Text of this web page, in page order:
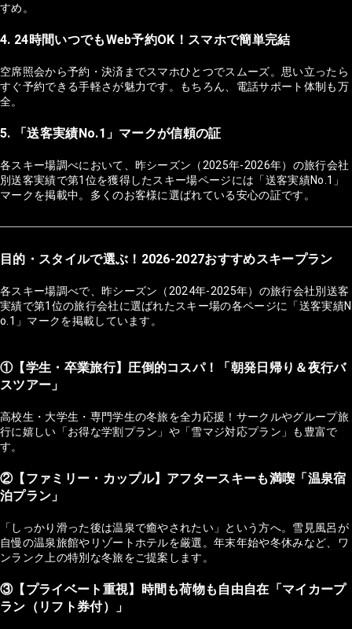
すめ。
4. 24時間いつでもWeb予約OK！スマホで簡単完結
空席照会から予約・決済までスマホひとつでスムーズ。思い立ったら
すぐ予約できる手軽さが魅力です。もちろん、電話サポート体制も万
全。
5. 「送客実績No.1」マークが信頼の証
各スキー場調べにおいて、昨シーズン（2025年-2026年）の旅行会社
別送客実績で第1位を獲得したスキー場ページには「送客実績No.1」
マークを掲載中。多くのお客様に選ばれている安心の証です。
目的・スタイルで選ぶ！2026-2027おすすめスキープラン
各スキー場調べで、昨シーズン（2024年-2025年）の旅行会社別送客
実績で第1位の旅行会社に選ばれたスキー場の各ページに「送客実績N
o.1」マークを掲載しています。
①【学生・卒業旅行】圧倒的コスパ！「朝発日帰り＆夜行バ
スツアー」
高校生・大学生・専門学生の冬旅を全力応援！サークルやグループ旅
行に嬉しい「お得な学割プラン」や「雪マジ対応プラン」も豊富で
す。
②【ファミリー・カップル】アフタースキーも満喫「温泉宿
泊プラン」
「しっかり滑った後は温泉で癒やされたい」という方へ。雪見風呂が
自慢の温泉旅館やリゾートホテルを厳選。年末年始や冬休みなど、ワ
ンランク上の特別な冬旅をご提案します。
③【プライベート重視】時間も荷物も自由自在「マイカープ
ラン（リフト券付）」